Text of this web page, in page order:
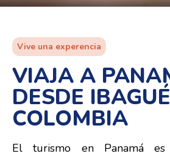
Vive una experencia
VIAJA A
DESDE
COLOMBIA
El turismo en Panamá es